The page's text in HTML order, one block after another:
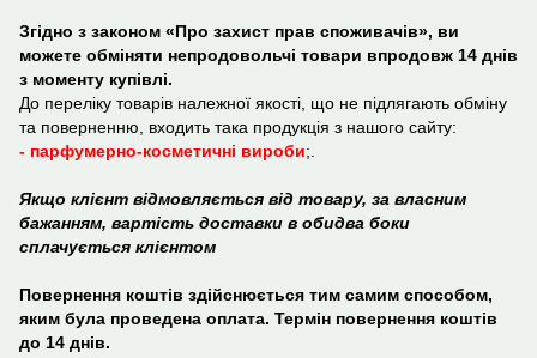
Згідно з законом «Про захист прав споживачів», ви
можете обміняти непродовольчі товари впродовж 14 днів
з моменту купівлі.
До переліку товарів належної якості, що не підлягають обміну
та поверненню, входить така продукція з нашого сайту:
- парфумерно-косметичні вироби;.
Якщо клієнт відмовляється від товару, за власним
бажанням, вартість доставки в обидва боки
сплачується клієнтом
Повернення коштів здійснюється тим самим способом,
яким була проведена оплата. Термін повернення коштів
до 14 днів.